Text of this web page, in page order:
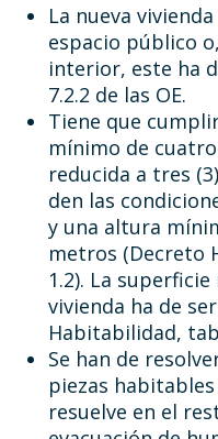
La nueva
espacio público
interior, este ha
7.2.2 de las OE.
Tiene que
mínimo de
reducida a tres
den las
y una altura
metros (Decreto
1.2). La
vivienda ha de
Habitabilidad,
Se han de
piezas
resuelve en el